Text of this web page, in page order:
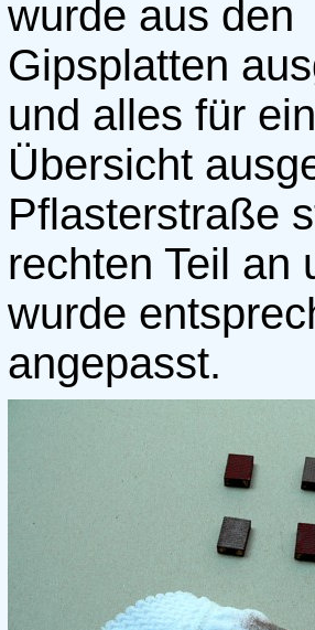
wurde aus den
Gipsplatten
und alles für
Übersicht
Pflasterstraße
rechten Teil an
wurde
angepasst.